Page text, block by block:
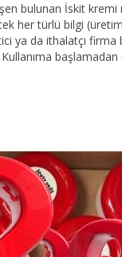
bulunan İskit
her türlü bilgi
ya da ithalatçı